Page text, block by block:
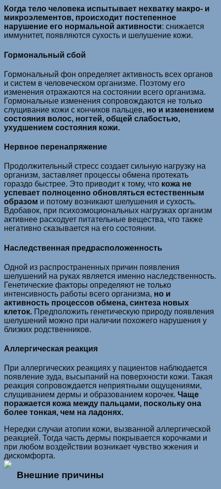
Когда тело человека испытывает нехватку макро- и
микроэлементов, происходит постепенное
нарушение его нормальной активности: снижается
иммунитет, появляются сухость и шелушение кожи.
Гормональный сбой
Гормональный фон определяет активность всех органов
и систем в человеческом организме. Поэтому его
изменения отражаются на состоянии всего организма.
Гормональные изменения сопровождаются не только
слущивание кожи с кончиков пальцев, но и изменением
состояния волос, ногтей, общей слабостью,
ухудшением состояния кожи.
Нервное перенапряжение
Продолжительный стресс создает сильную нагрузку на
организм, заставляет процессы обмена протекать
гораздо быстрее. Это приводит к тому, что кожа не
успевает полноценно обновляться естественным
образом и потому возникают шелушения и сухость.
Вдобавок, при психоэмоциональных нагрузках организм
активнее расходует питательные вещества, что также
негативно сказывается на его состоянии.
Наследственная предрасположенность
Одной из распространенных причин появления
шелушений на руках является именно наследственность.
Генетические факторы определяют не только
интенсивность работы всего организма, но и
активность процессов обмена, синтеза новых
клеток. Предположить генетическую природу появления
шелушений можно при наличии похожего нарушения у
близких родственников.
Аллергическая реакция
При аллергических реакциях у пациентов наблюдается
появление зуда, высыпаний на поверхности кожи. Такая
реакция сопровождается неприятными ощущениями,
слущиванием дермы и образованием корочек. Чаще
поражается кожа между пальцами, поскольку она
более тонкая, чем на ладонях.
Нередки случаи атопии кожи, вызванной аллергической
реакцией. Тогда часть дермы покрывается корочками и
при любом воздействии возникает чувство жжения и
дискомфорта.
Внешние причины